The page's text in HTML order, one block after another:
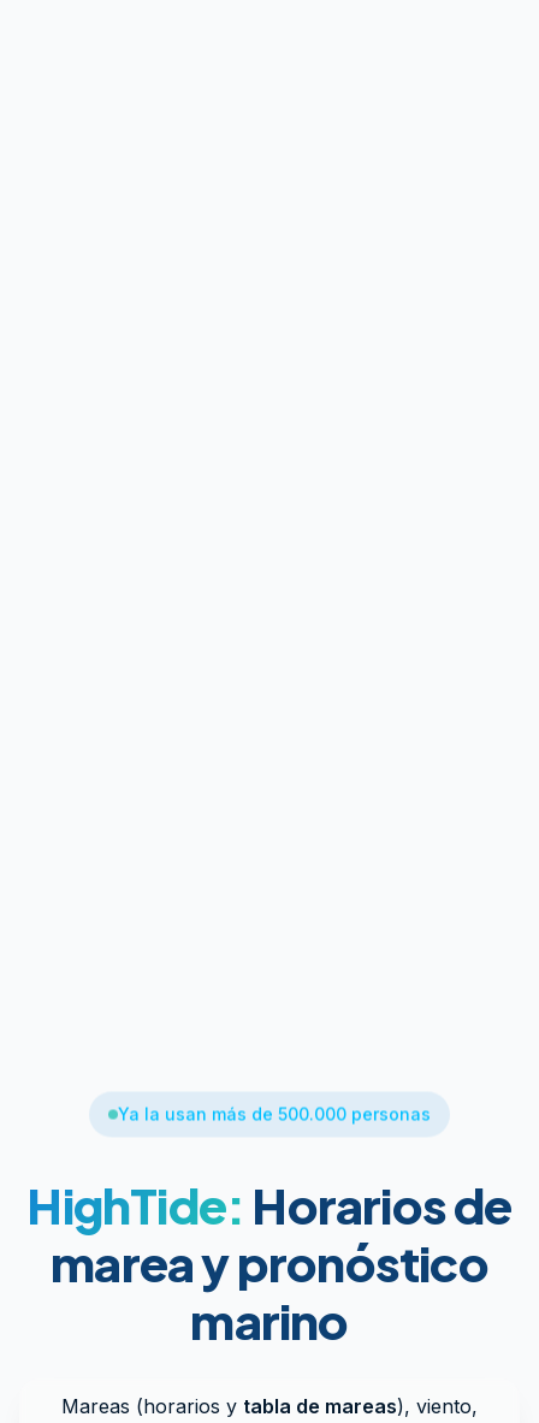
Ya la usan más de 500.000 personas
HighTide: Horarios de
marea y pronóstico
marino
Mareas (horarios y tabla de mareas), viento,